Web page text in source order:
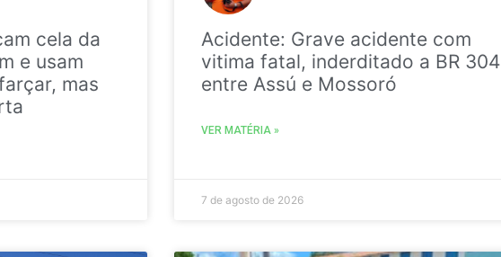
cela da
e usam
mas
Acidente: Grave acidente com
vitima fatal, inderditado a BR 304
entre Assú e Mossoró
VER MATÉRIA »
7 de agosto de 2026